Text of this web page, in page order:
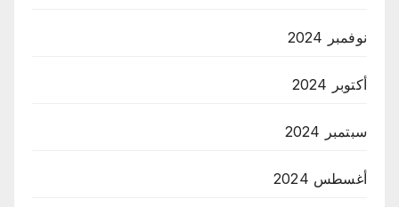
نوفمبر 2024
أكتوبر 2024
سبتمبر 2024
أغسطس 2024